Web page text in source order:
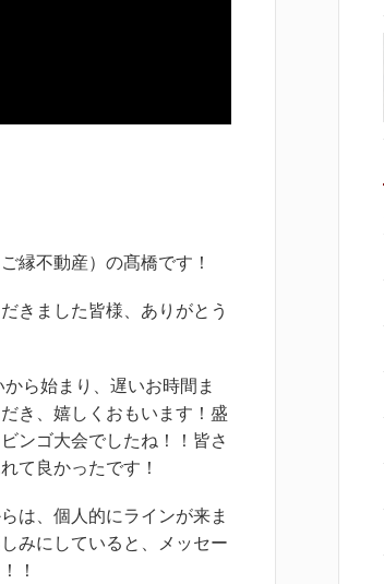
縁不動産）の髙橋です！
きました皆様、ありがとう
ら始まり、遅いお時間ま
き、嬉しくおもいます！盛
ンゴ大会でしたね！！皆さ
て良かったです！
は、個人的にラインが来ま
みにしていると、メッセー
！